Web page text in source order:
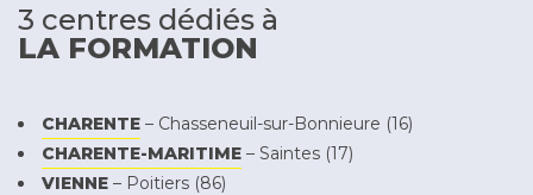
3 centres dédiés à
LA FORMATION
CHARENTE – Chasseneuil-sur-Bonnieure (16)
CHARENTE-MARITIME – Saintes (17)
VIENNE – Poitiers (86)